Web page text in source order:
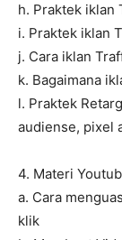
h. Praktek iklan
i. Praktek iklan
j. Cara iklan
k. Bagaimana
l. Praktek
audiense, pixel
4. Materi
a. Cara
klik